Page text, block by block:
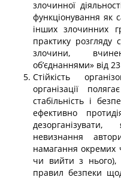
злочинної
функціонування як
інших злочинних
практику
злочини,
об’єднаннями» від
Стійкість
організації
стабільність і
ефективно
невизнання
намагання окремих
чи вийти з нього),
правил безпеки